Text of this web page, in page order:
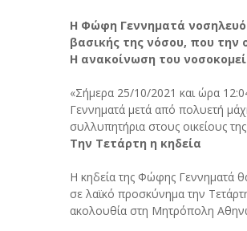
Η Φώφη Γεννηματά
βασικής της νόσου, που την
Η ανακοίνωση του
«Σήμερα 25/10/2021 και ώρα
Γεννηματά μετά από πολυετή
συλλυπητήρια στους οικείους
Την Τετάρτη η κηδεία
Η κηδεία της Φώφης Γεννηματά
σε λαϊκό προσκύνημα την
ακολουθία στη Μητρόπολη